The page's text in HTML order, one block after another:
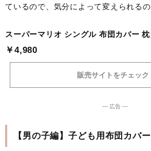
ているので、気分によって変えられる
スーパーマリオ シングル 布団カバー
￥4,980
販売サイトをチェック
― 広告 ―
【男の子編】子ども用布団カバ